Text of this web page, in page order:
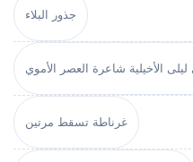
جذور البلاء
ليلى الأخيلية شاعرة العصر الأموي
غرناطة تسقط مرتين